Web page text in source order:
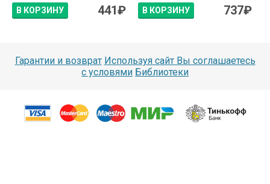
В КОРЗИНУ 441₽ В КОРЗИНУ 737₽
Гарантии и возврат Используя сайт Вы соглашаетесь
с условями Библиотеки